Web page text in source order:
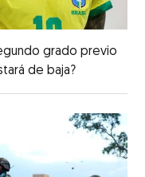
grado previo
de baja?